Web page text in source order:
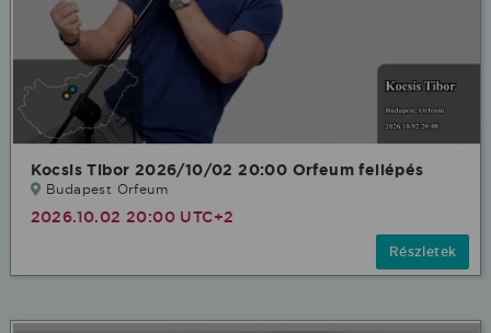
Kocsis Tibor 2026/10/02 20:00 Orfeum fellépés
Budapest Orfeum
2026.10.02 20:00 UTC+2
Részletek